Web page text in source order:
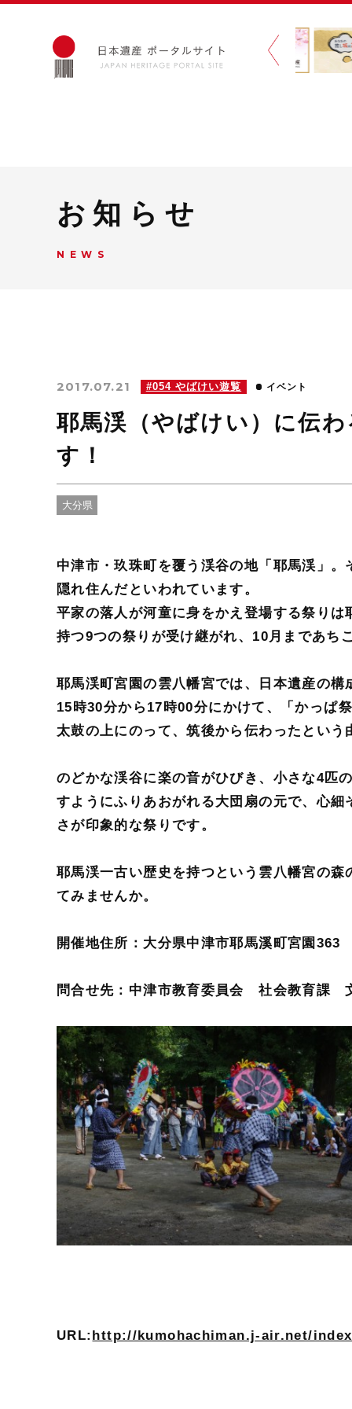
お知らせ
NEWS
2017.07.21 #054 やばけい遊覧 イベント
耶馬渓（やばけい）に伝
す！
大分県
中津市・玖珠町を覆う渓谷の地「耶馬渓」
隠れ住んだといわれています。
平家の落人が河童に身をかえ登場する祭り
持つ9つの祭りが受け継がれ、10月まであち
耶馬渓町宮園の雲八幡宮では、日本遺産の
15時30分から17時00分にかけて、「かっぱ
太鼓の上にのって、筑後から伝わったとい
のどかな渓谷に楽の音がひびき、小さな4匹
すようにふりあおがれる大団扇の元で、心
さが印象的な祭りです。
耶馬渓一古い歴史を持つという雲八幡宮の
てみませんか。
開催地住所：大分県中津市耶馬溪町宮園
問合せ先：中津市教育委員会 社会教育課
URL: http://kumohachiman.j-air.net/